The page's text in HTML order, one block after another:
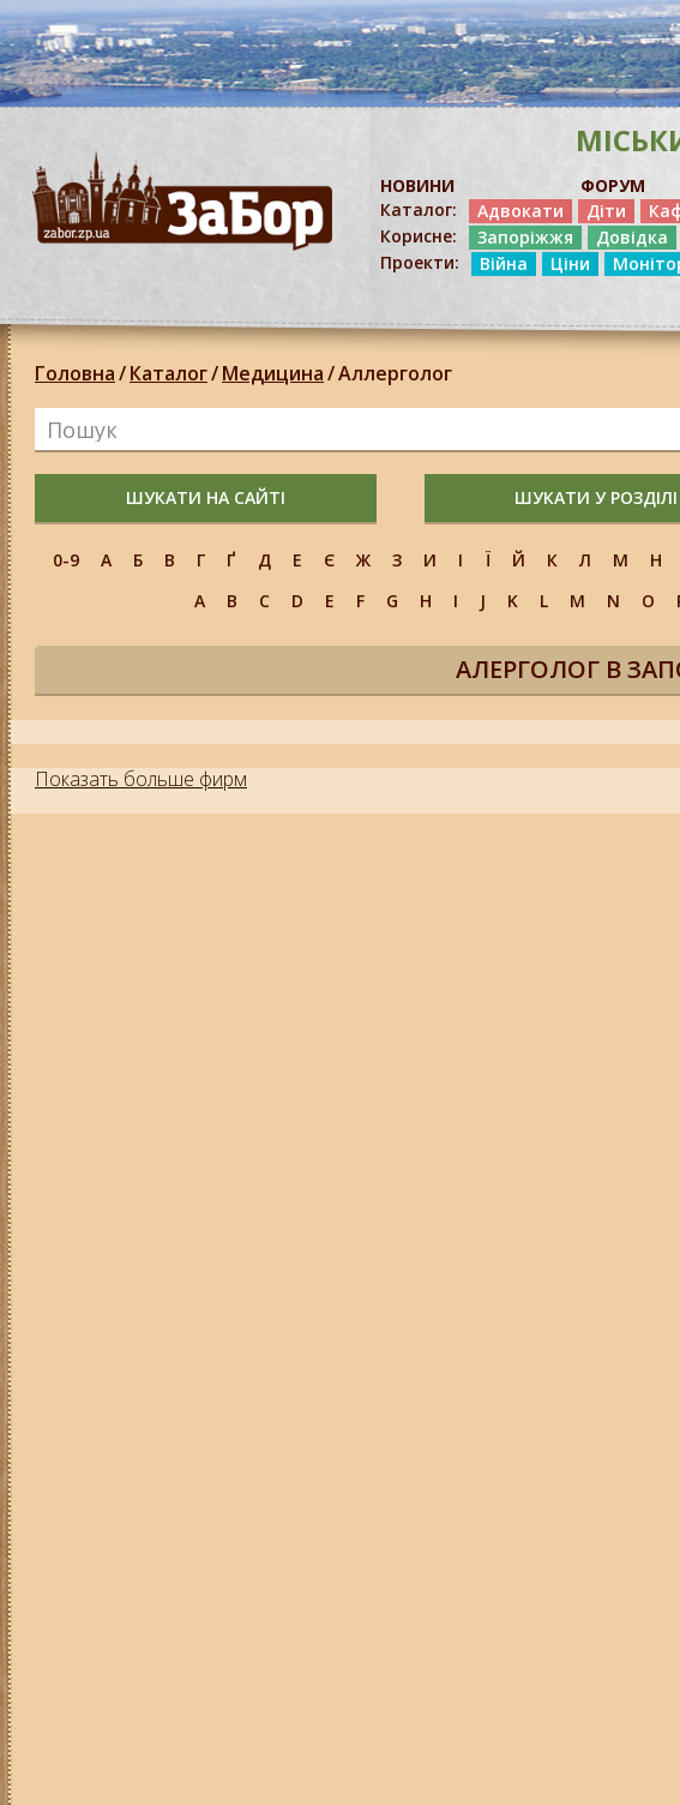
НОВИНИ ФОРУМ
Каталог:
Адвокати Діти
Корисне:
Запоріжжя Довідка
Проекти:
Війна Ціни
Головна/Каталог/Медицина/Аллерголог
ШУКАТИ НА САЙТІ ШУКАТИ У РОЗДІЛІ
0-9 А Б В Г Ґ Д Е Є Ж З И І Ї Й К Л М Н
A
B C D E F G H I J K L M N O
АЛЕРГОЛОГ В
Показать больше фирм